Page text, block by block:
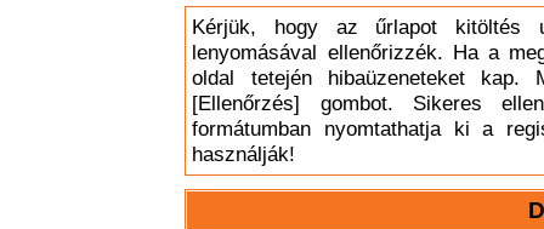
Kérjük, hogy az űrlapot kitöltés
lenyomásával ellenőrizzék. Ha a
oldal tetején hibaüzeneteket
[Ellenőrzés] gombot. Sikeres
formátumban nyomtathatja ki a
használják!